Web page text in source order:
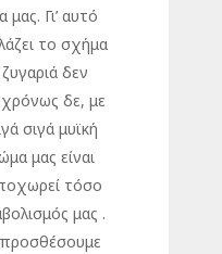
μας. Γι’ αυτό
το σχήμα
δεν
δε, με
σιγά μυϊκή
μας είναι
τόσο
μας .